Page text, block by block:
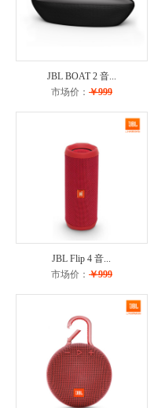
JBL BOAT 2 音...
市场价： ￥999
JBL Flip 4 音...
市场价： ￥999